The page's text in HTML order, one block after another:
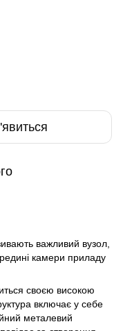
важливий вузол,
камери приладу
своєю високою
включає у себе
металевий